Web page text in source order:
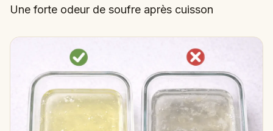
Une forte odeur de soufre après cuisson